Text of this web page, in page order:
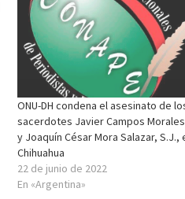
ONU-DH condena el asesinato de
sacerdotes Javier Campos
y Joaquín César Mora Salazar, S.J.,
Chihuahua
22 de junio de 2022
En «Argentina»